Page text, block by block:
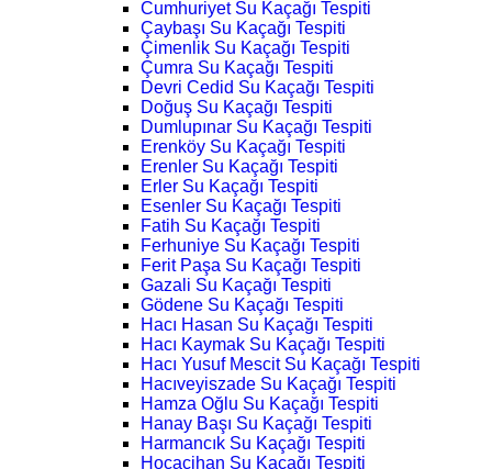
Cumhuriyet Su Kaçağı Tespiti
Çaybaşı Su Kaçağı Tespiti
Çimenlik Su Kaçağı Tespiti
Çumra Su Kaçağı Tespiti
Devri Cedid Su Kaçağı Tespiti
Doğuş Su Kaçağı Tespiti
Dumlupınar Su Kaçağı Tespiti
Erenköy Su Kaçağı Tespiti
Erenler Su Kaçağı Tespiti
Erler Su Kaçağı Tespiti
Esenler Su Kaçağı Tespiti
Fatih Su Kaçağı Tespiti
Ferhuniye Su Kaçağı Tespiti
Ferit Paşa Su Kaçağı Tespiti
Gazali Su Kaçağı Tespiti
Gödene Su Kaçağı Tespiti
Hacı Hasan Su Kaçağı Tespiti
Hacı Kaymak Su Kaçağı Tespiti
Hacı Yusuf Mescit Su Kaçağı Tespiti
Hacıveyiszade Su Kaçağı Tespiti
Hamza Oğlu Su Kaçağı Tespiti
Hanay Başı Su Kaçağı Tespiti
Harmancık Su Kaçağı Tespiti
Hocacihan Su Kaçağı Tespiti